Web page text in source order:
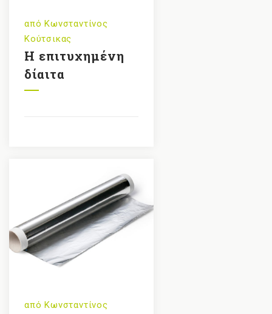
απόΚωνσταντίνος
Κούτσικας
Η επιτυχημένη
δίαιτα
απόΚωνσταντίνος